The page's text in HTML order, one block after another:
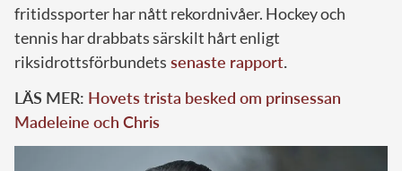
fritidssporter har nått rekordnivåer. Hockey och
tennis har drabbats särskilt hårt enligt
riksidrottsförbundets senaste rapport.
LÄS MER: Hovets trista besked om prinsessan
Madeleine och Chris